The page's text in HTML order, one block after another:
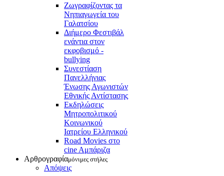
Ζωγραφίζοντας τα
Νηπιαγωγεία του
Γαλατσίου
Διήμερο Φεστιβάλ
ενάντια στον
εκφοβισμό -
bullying
Συνεστίαση
Πανελλήνιας
Ένωσης Αγωνιστών
Εθνικής Αντίστασης
Εκδηλώσεις
Μητροπολιτικού
Κοινωνικού
Ιατρείου Ελληνικού
Road Movies στο
cine Aμπάριζα
Αρθρογραφίαμόνιμες στήλες
Απόψεις